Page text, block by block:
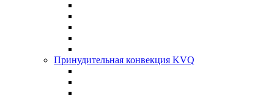
Принудительная конвекция KVQ